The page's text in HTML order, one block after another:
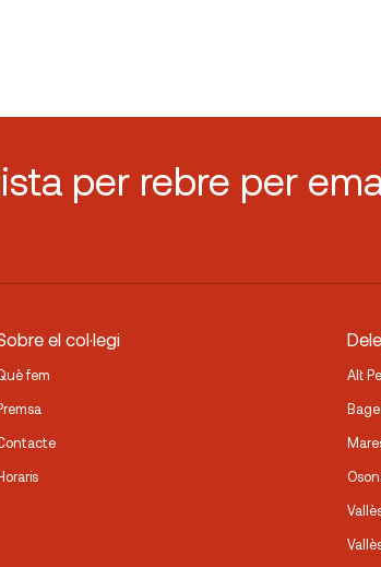
per rebre per
el col·legi
fem Alt